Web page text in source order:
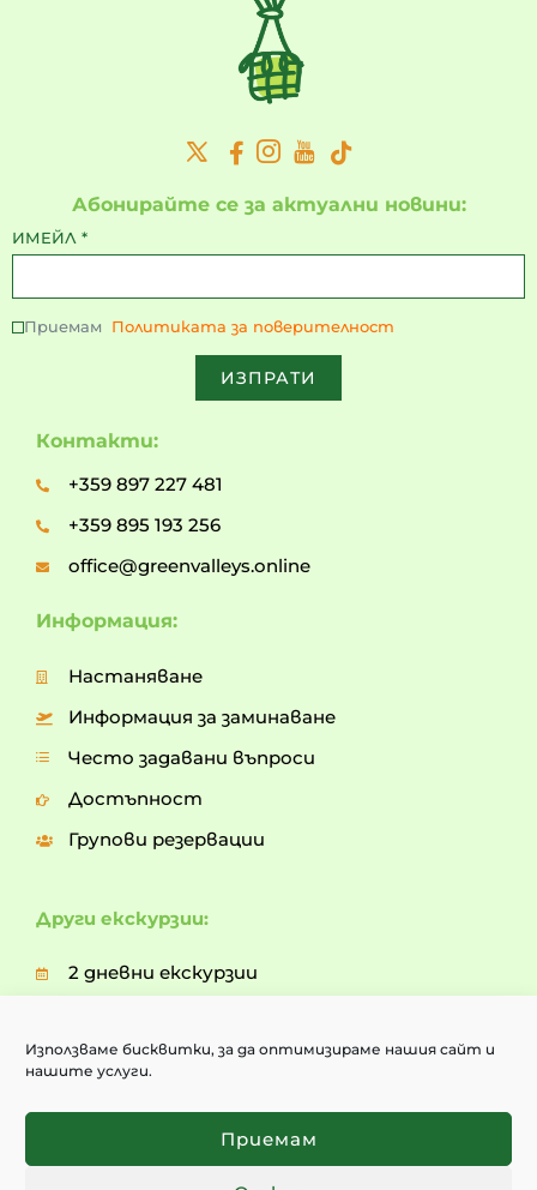
Използваме бисквитки, за да оптимизираме нашия сайт и
нашите услуги.
Приемам
Други екскурзии:
2 дневни екскурзии
5 дневни екскурзии
Опознай България
Информация:
Настаняване
Информация за заминаване
Често задавани въпроси
Достъпност
Групови резервации
Контакти:
+359 897 227 481
+359 895 193 256
office@greenvalleys.online
Абонирайте се за актуални новини:
ИМЕЙЛ *
Приемам Политиката за поверителност
ИЗПРАТИ